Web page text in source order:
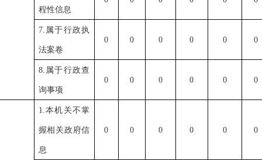
程性信息
7.属于行政执
法案卷
0 0 0 0 0 0
8.属于行政查
询事项
0 0 0 0 0 0
1.本机关不掌
握相关政府信
息
0 0 0 0 0 0